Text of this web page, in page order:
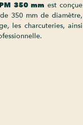
350 mm est
350 mm de
les charcuteries,